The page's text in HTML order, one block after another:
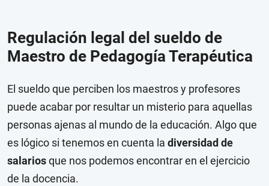
Regulación legal del sueldo de
Maestro de Pedagogía Terapéutica
El sueldo que perciben los maestros y profesores
puede acabar por resultar un misterio para aquellas
personas ajenas al mundo de la educación. Algo que
es lógico si tenemos en cuenta la diversidad de
salariosque nos podemos encontrar en el ejercicio
de la docencia.